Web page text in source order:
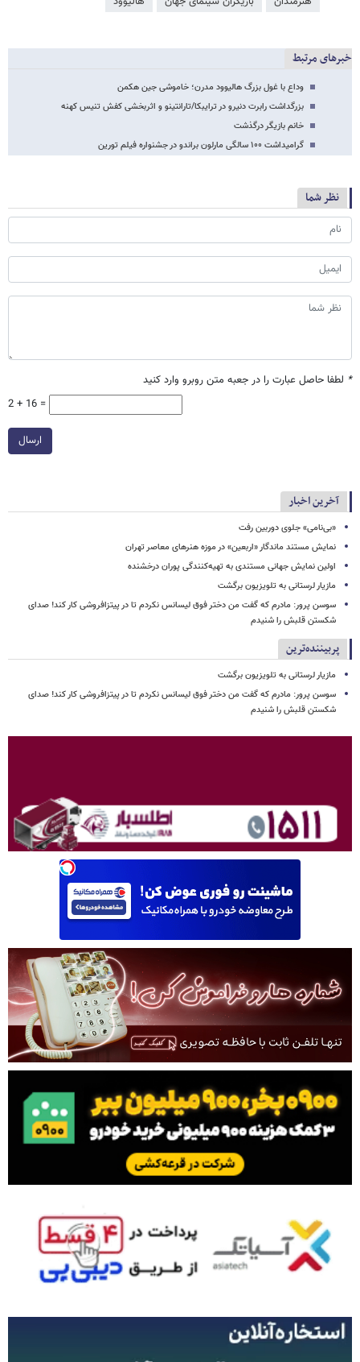
خبرهای مرتبط
وداع با غول بزرگ هالیوود مدرن؛ خاموشی جین هکمن
بزرگداشت رابرت دنیرو در ترایبکا/تارانتینو و اثربخشی کفش تنیس کهنه
خانم بازیگر درگذشت
گرامیداشت ۱۰۰ سالگی مارلون براندو در جشنواره فیلم تورین
نظر شما
* لطفا حاصل عبارت را در جعبه متن روبرو وارد کنید
2 + 16 =
ارسال
آخرین اخبار
«بی‌نامی» جلوی دوربین رفت
نمایش مستند ماندگار «اربعین» در موزه هنرهای معاصر تهران
اولین نمایش جهانی مستندی به تهیه‌کنندگی پوران درخشنده
مازیار لرستانی به تلویزیون برگشت
سوسن پرور: مادرم که گفت من دختر فوق‌ لیسانس نکردم تا در پیتزافروشی کار کند! صدای
شکستن قلبش را شنیدم
پربیننده‌ترین
مازیار لرستانی به تلویزیون برگشت
سوسن پرور: مادرم که گفت من دختر فوق‌ لیسانس نکردم تا در پیتزافروشی کار کند! صدای
شکستن قلبش را شنیدم